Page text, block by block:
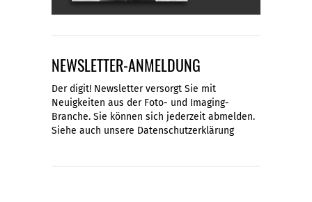
NEWSLETTER-ANMELDUNG
Der digit! Newsletter versorgt Sie mit
Neuigkeiten aus der Foto- und Imaging-
Branche. Sie können sich jederzeit abmelden.
Siehe auch unsere Datenschutzerklärung